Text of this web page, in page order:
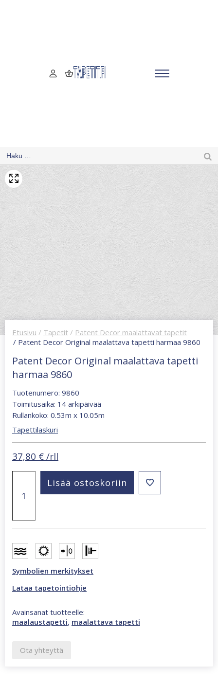
Etusivu / Tapetit / Patent Decor maalattavat tapetit
/ Patent Decor Original maalattava tapetti harmaa 9860
Patent Decor Original maalattava tapetti
harmaa 9860
Tuotenumero: 9860
Toimitusaika: 14 arkipäivää
Rullankoko: 0.53m x 10.05m
Tapettilaskuri
37,80 € /rll
Original
harmaa
määrä
Lisää ostoskoriin
Symbolien merkitykset
Lataa tapetointiohje
Avainsanat tuotteelle:
maalaustapetti, maalattava tapetti
Ota yhteyttä